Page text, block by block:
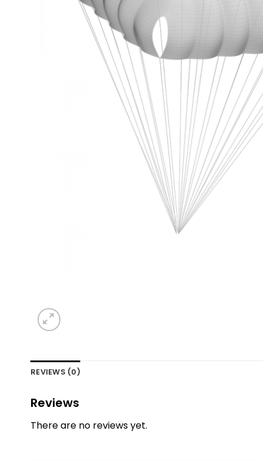
REVIEWS (0)
Reviews
There are no reviews yet.